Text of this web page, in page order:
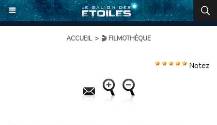
ACCUEIL > 🎬 FILMOTHÈQUE
Notez